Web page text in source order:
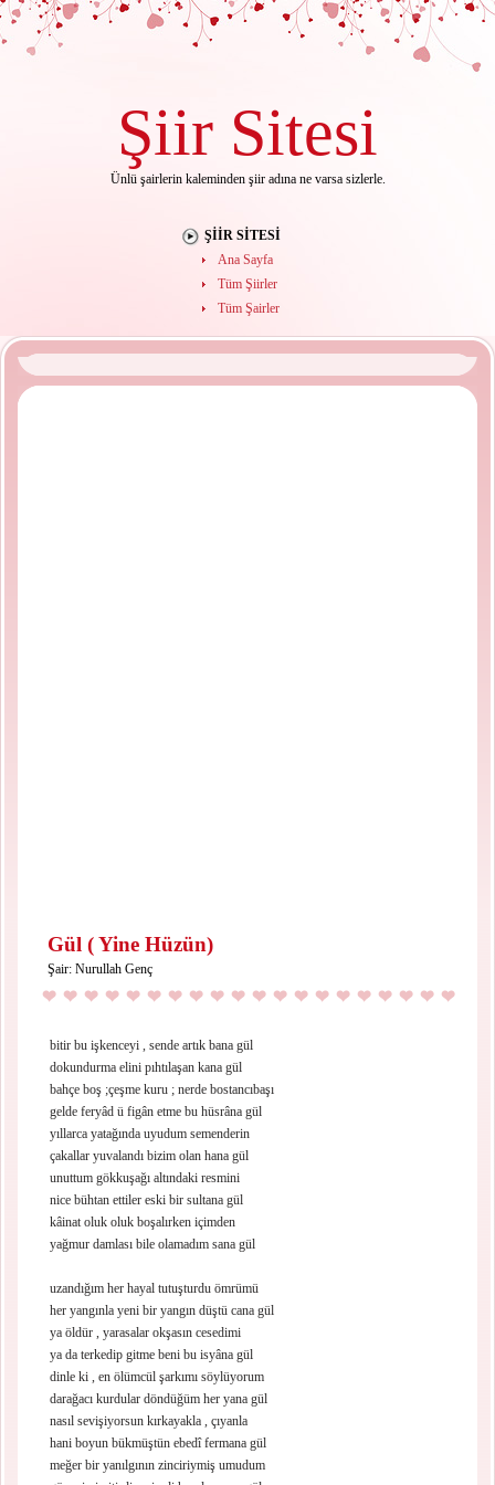
Şiir Sitesi
Ünlü şairlerin kaleminden şiir adına ne varsa sizlerle.
ŞIIR SITESI
Ana Sayfa
Tüm Şiirler
Tüm Şairler
Gül ( Yine Hüzün)
Şair: Nurullah Genç
bitir bu işkenceyi , sende artık bana gül
dokundurma elini pıhtılaşan kana gül
bahçe boş ;çeşme kuru ; nerde bostancıbaşı
gelde feryâd ü figân etme bu hüsrâna gül
yıllarca yatağında uyudum semenderin
çakallar yuvalandı bizim olan hana gül
unuttum gökkuşağı altındaki resmini
nice bühtan ettiler eski bir sultana gül
kâinat oluk oluk boşalırken içimden
yağmur damlası bile olamadım sana gül
uzandığım her hayal tutuşturdu ömrümü
her yangınla yeni bir yangın düştü cana gül
ya öldür , yarasalar okşasın cesedimi
ya da terkedip gitme beni bu isyâna gül
dinle ki , en ölümcül şarkımı söylüyorum
darağacı kurdular döndüğüm her yana gül
nasıl sevişiyorsun kırkayakla , çıyanla
hani boyun bükmüştün ebedî fermana gül
meğer bir yanılgının zinciriymiş umudum